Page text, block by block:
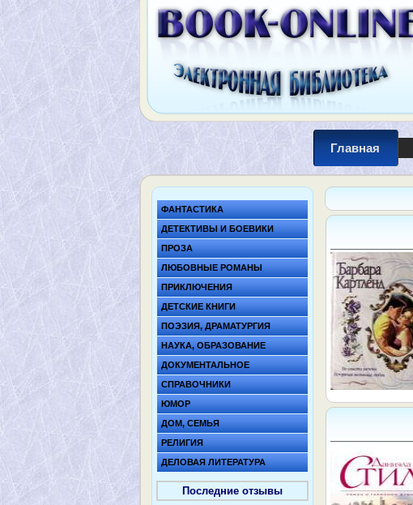
Главная
ФАНТАСТИКА
ДЕТЕКТИВЫ И БОЕВИКИ
ПРОЗА
ЛЮБОВНЫЕ РОМАНЫ
ПРИКЛЮЧЕНИЯ
ДЕТСКИЕ КНИГИ
ПОЭЗИЯ, ДРАМАТУРГИЯ
НАУКА, ОБРАЗОВАНИЕ
ДОКУМЕНТАЛЬНОЕ
СПРАВОЧНИКИ
ЮМОР
ДОМ, СЕМЬЯ
РЕЛИГИЯ
ДЕЛОВАЯ ЛИТЕРАТУРА
Последние отзывы